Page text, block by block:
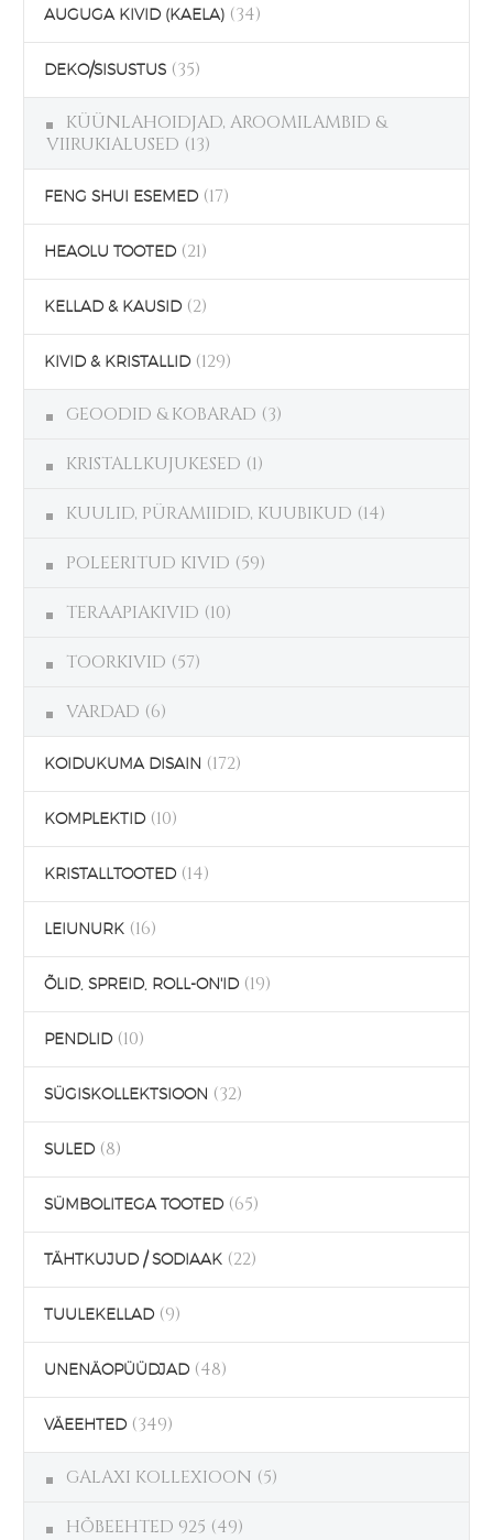
AUGUGA KIVID (KAELA) (34)
DEKO/SISUSTUS (35)
KÜÜNLAHOIDJAD, AROOMILAMBID &
VIIRUKIALUSED (13)
FENG SHUI ESEMED (17)
HEAOLU TOOTED (21)
KELLAD & KAUSID (2)
KIVID & KRISTALLID (129)
GEOODID & KOBARAD (3)
KRISTALLKUJUKESED (1)
KUULID, PÜRAMIIDID, KUUBIKUD (14)
POLEERITUD KIVID (59)
TERAAPIAKIVID (10)
TOORKIVID (57)
VARDAD (6)
KOIDUKUMA DISAIN (172)
KOMPLEKTID (10)
KRISTALLTOOTED (14)
LEIUNURK (16)
ÕLID, SPREID, ROLL-ON'ID (19)
PENDLID (10)
SÜGISKOLLEKTSIOON (32)
SULED (8)
SÜMBOLITEGA TOOTED (65)
TÄHTKUJUD / SODIAAK (22)
TUULEKELLAD (9)
UNENÄOPÜÜDJAD (48)
VÄEEHTED (349)
GALAXI KOLLEXIOON (5)
HÕBEEHTED 925 (49)